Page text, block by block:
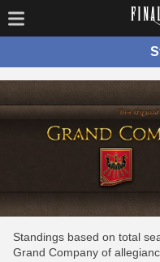
Standings based on total
Grand Company of